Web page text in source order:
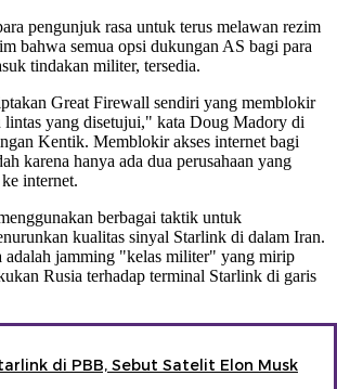
pengunjuk rasa untuk terus melawan rezim
bahwa semua opsi dukungan AS bagi para
tindakan militer, tersedia.
Great Firewall sendiri yang memblokir
lintas yang disetujui," kata Doug Madory di
Kentik. Memblokir akses internet bagi
karena hanya ada dua perusahaan yang
internet.
berbagai taktik untuk
kualitas sinyal Starlink di dalam Iran.
adalah jamming "kelas militer" yang mirip
Rusia terhadap terminal Starlink di garis
di PBB, Sebut Satelit Elon Musk